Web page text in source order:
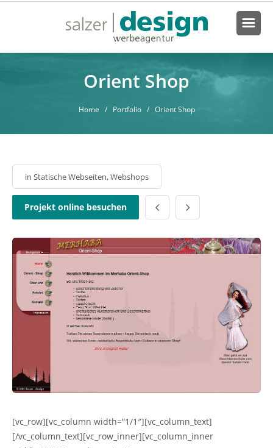
Orient Shop
Home / Portfolio / Orient Shop
in Statische Webseiten,Webshops
Projekt online besuchen
[vc_row][vc_column width=“1/1″][vc_column_text]
[/vc_column_text][vc_row_inner][vc_column_inner